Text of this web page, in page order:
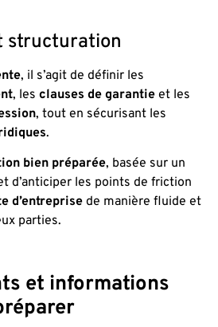
structuration
, il s’agit de définir les
, les clauses de garantie et les
, tout en sécurisant les
.
bien préparée, basée sur un
d’anticiper les points de friction
d’entreprise de manière fluide et
parties.
et informations